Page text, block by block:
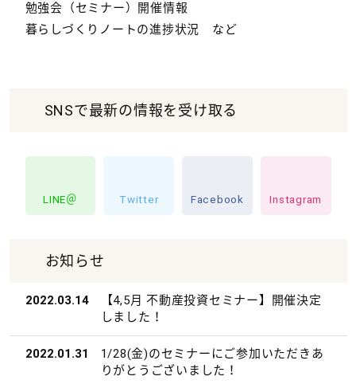
勉強会（セミナー）開催情報
暮らしづくりノートの進捗状況 など
SNSで最新の情報を受け取る
LINE＠ Twitter Facebook Instagram
お知らせ
2022.03.14
【4,5月 不動産投資セミナー】開催決定
しました！
2022.01.31
1/28(金)のセミナーにご参加いただきあ
りがとうございました！